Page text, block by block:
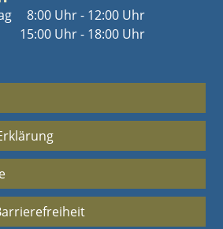
8:00 Uhr - 12:00 Uhr
15:00 Uhr - 18:00 Uhr